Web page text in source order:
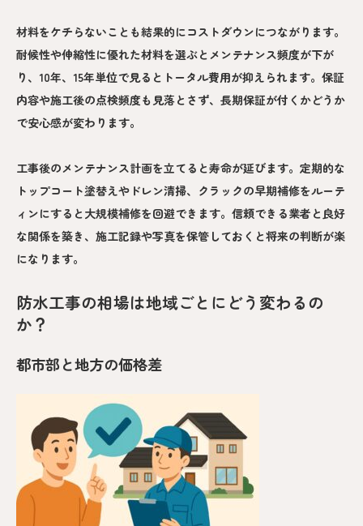
材料をケチらないことも結果的にコストダウンにつながります。
耐候性や伸縮性に優れた材料を選ぶとメンテナンス頻度が下が
り、10年、15年単位で見るとトータル費用が抑えられます。保証
内容や施工後の点検頻度も見落とさず、長期保証が付くかどうか
で安心感が変わります。
工事後のメンテナンス計画を立てると寿命が延びます。定期的な
トップコート塗替えやドレン清掃、クラックの早期補修をルーテ
ィンにすると大規模補修を回避できます。信頼できる業者と良好
な関係を築き、施工記録や写真を保管しておくと将来の判断が楽
になります。
防水工事の相場は地域ごとにどう変わるの
か？
都市部と地方の価格差